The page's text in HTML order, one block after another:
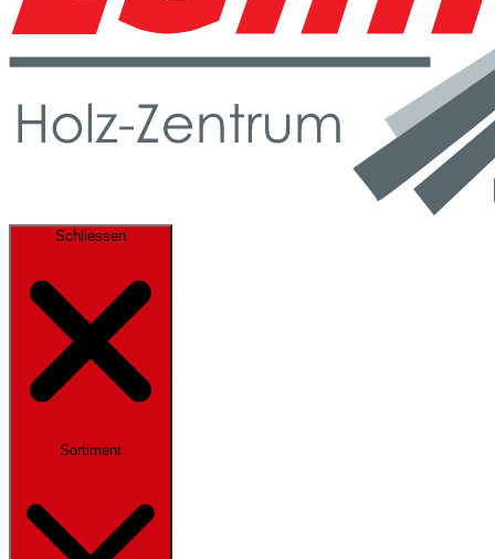
Schliessen
Sortiment